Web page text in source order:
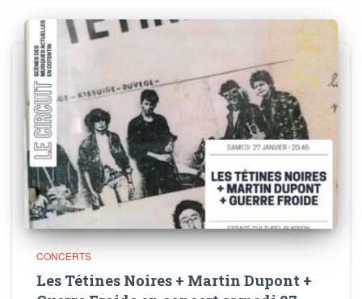
CONCERTS
Les Tétines Noires + Martin Dupont +